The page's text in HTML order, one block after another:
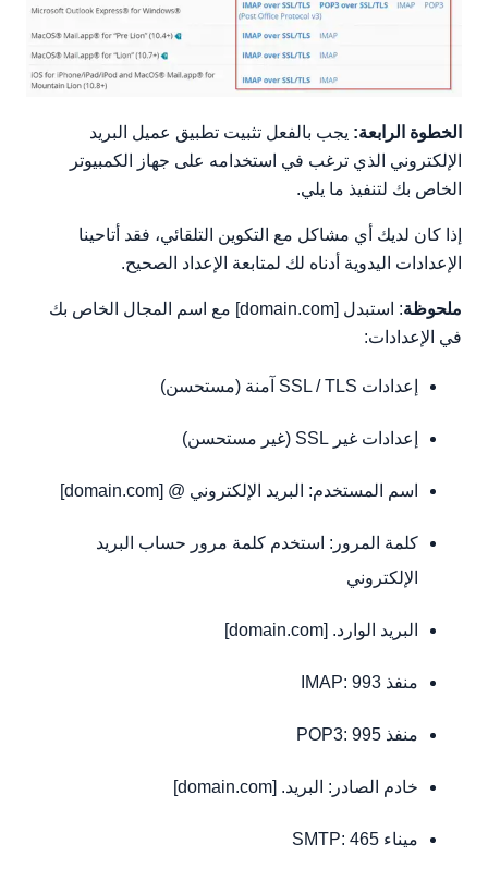
الخطوة الرابعة: يجب بالفعل تثبيت تطبيق عميل البريد
الإلكتروني الذي ترغب في استخدامه على جهاز الكمبيوتر
الخاص بك لتنفيذ ما يلي.
إذا كان لديك أي مشاكل مع التكوين التلقائي، فقد أتاحينا
الإعدادات اليدوية أدناه لك لمتابعة الإعداد الصحيح.
ملحوظة
: استبدل [domain.com] مع اسم المجال الخاص بك
في الإعدادات:
إعدادات SSL / TLS آمنة (مستحسن)
إعدادات غير SSL (غير مستحسن)
اسم المستخدم: البريد الإلكتروني @ [domain.com]
كلمة المرور: استخدم كلمة مرور حساب البريد
الإلكتروني
البريد الوارد. [domain.com]
منفذ IMAP: 993
منفذ POP3: 995
خادم الصادر: البريد. [domain.com]
ميناء SMTP: 465